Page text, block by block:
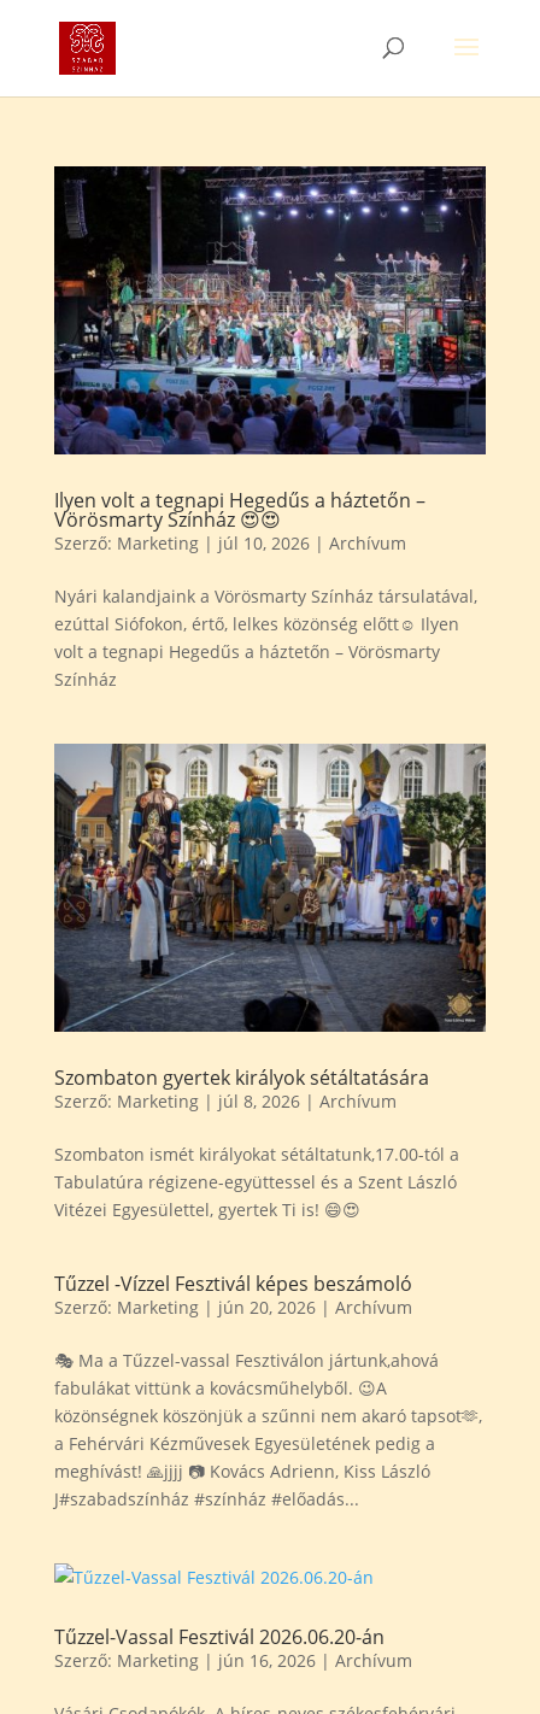
Ilyen volt a tegnapi Hegedűs a háztetőn –
Vörösmarty Színház 😍😍
Szerző: Marketing| júl 10, 2026| Archívum
Nyári kalandjaink a Vörösmarty Színház társulatával,
ezúttal Siófokon, értő, lelkes közönség előtt☺️ Ilyen
volt a tegnapi Hegedűs a háztetőn – Vörösmarty
Színház
Szombaton gyertek királyok sétáltatására
Szerző: Marketing| júl 8, 2026| Archívum
Szombaton ismét királyokat sétáltatunk,17.00-tól a
Tabulatúra régizene-együttessel és a Szent László
Vitézei Egyesülettel, gyertek Ti is! 😄😍
Tűzzel -Vízzel Fesztivál képes beszámoló
Szerző: Marketing| jún 20, 2026| Archívum
🎭 Ma a Tűzzel-vassal Fesztiválon jártunk,ahová
fabulákat vittünk a kovácsműhelyből. 😉A
közönségnek köszönjük a szűnni nem akaró tapsot🫶,
a Fehérvári Kézművesek Egyesületének pedig a
meghívást! 🙏jjjj 📷 Kovács Adrienn, Kiss László
J#szabadszínház #színház #előadás...
Tűzzel-Vassal Fesztivál 2026.06.20-án
Szerző: Marketing| jún 16, 2026| Archívum